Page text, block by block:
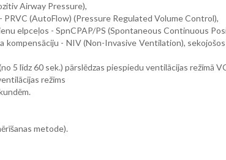
Airway Pressure),
(AutoFlow) (Pressure Regulated Volume Control),
elpceļos - SpnCPAP/PS (Spontaneous Continuous
kompensāciju - NIV (Non-Invasive Ventilation),
5 līdz 60 sek.) pārslēdzas piespiedu ventilācijas režīmā
režīms
metode).